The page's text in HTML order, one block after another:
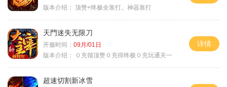
版本介绍： 顶赞+终极全靠打。神器靠打
天門迷失无限刀
开服时间： 09月/01日
版本介绍：
０充领顶赞０充得终极０充玩通关一
详情
超速切割新冰雪